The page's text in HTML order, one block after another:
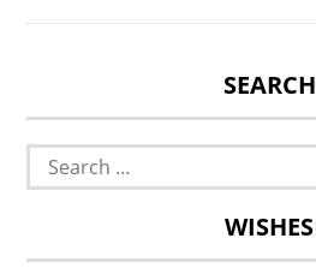
SEARCH
Search
for:
WISHES